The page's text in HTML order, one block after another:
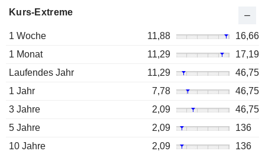
Kurs-Extreme
1 Woche 11,88
16,66
1 Monat
11,29
17,19
Laufendes Jahr
11,29
46,75
1 Jahr
7,78
46,75
3 Jahre
2,09
46,75
5 Jahre
2,09
136
10 Jahre
2,09 136